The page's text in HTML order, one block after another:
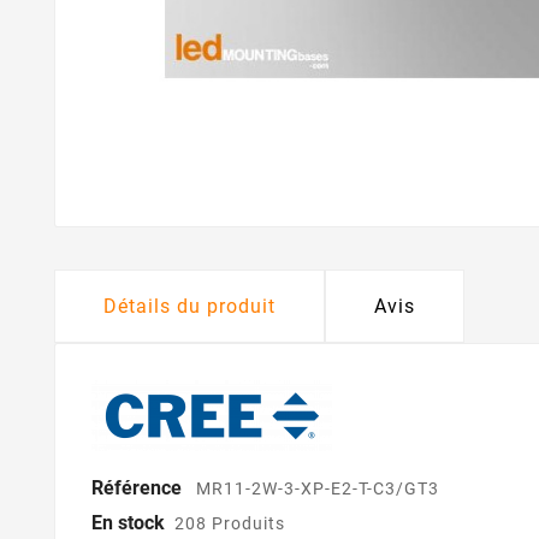
Détails du produit Avis
Référence MR11-2W-3-XP-E2-T-C3/GT3
En stock 208 Produits